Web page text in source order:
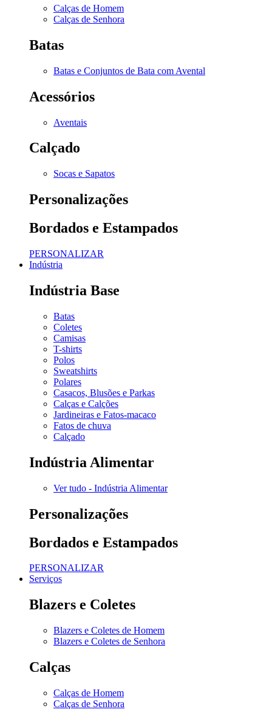
Calças de Homem
Calças de Senhora
Batas
Batas e Conjuntos de Bata com Avental
Acessórios
Aventais
Calçado
Socas e Sapatos
Personalizações
Bordados e Estampados
PERSONALIZAR
Indústria
Indústria Base
Batas
Coletes
Camisas
T-shirts
Polos
Sweatshirts
Polares
Casacos, Blusões e Parkas
Calças e Calções
Jardineiras e Fatos-macaco
Fatos de chuva
Calçado
Indústria Alimentar
Ver tudo - Indústria Alimentar
Personalizações
Bordados e Estampados
PERSONALIZAR
Serviços
Blazers e Coletes
Blazers e Coletes de Homem
Blazers e Coletes de Senhora
Calças
Calças de Homem
Calças de Senhora